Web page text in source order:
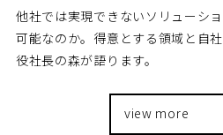
他社では実現できないソリューシ
可能なのか。得意とする領域と自
役社長の森が語ります。
view more